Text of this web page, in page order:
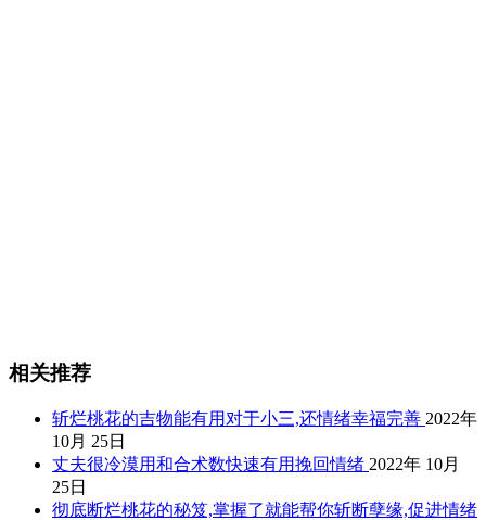
相关推荐
斩烂桃花的吉物能有用对于小三,还情绪幸福完善 2022年
10月 25日
丈夫很冷漠用和合术数快速有用挽回情绪 2022年 10月
25日
彻底断烂桃花的秘笈,掌握了就能帮你斩断孽缘,促进情绪